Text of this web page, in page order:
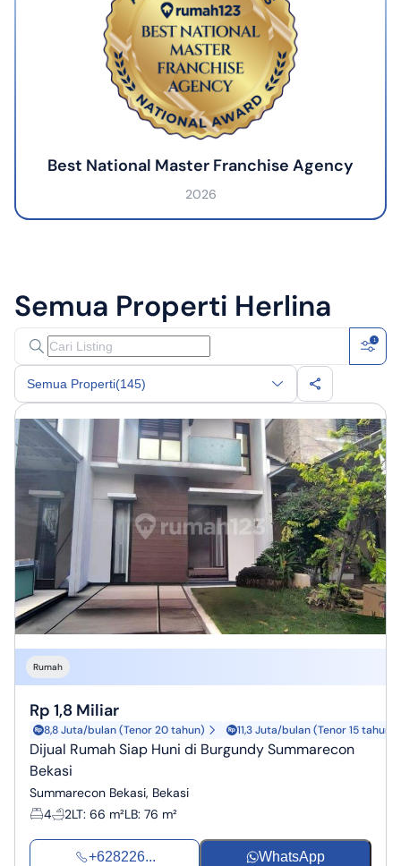
Best National Master Franchise Agency
2026
Semua Properti Herlina
1
Semua Properti(145)
Rumah
Rp 1,8 Miliar
8,8 Juta/bulan (Tenor 20 tahun) 11,3 Juta/bulan (Tenor 15 tahun)
Dijual Rumah Siap Huni di Burgundy Summarecon
Bekasi
Summarecon Bekasi, Bekasi
4
2LT: 66 m²LB: 76 m²
+628226... WhatsApp